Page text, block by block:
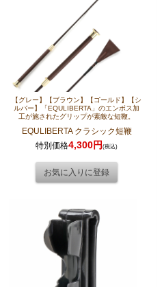
【グレー】【ブラウン】【ゴールド】【シ
ルバー】「EQULIBERTA」のエンボス加
工が施されたグリップが素敵な短鞭。
EQULIBERTA クラシック短鞭
特別価格4,300円(税込)